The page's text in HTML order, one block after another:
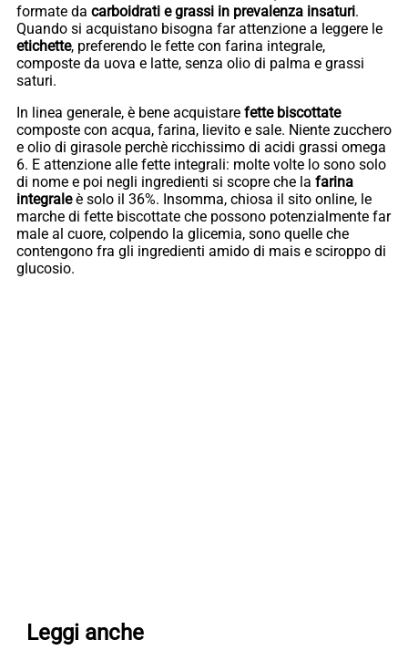
formate da carboidrati e grassi in prevalenza insaturi.
Quando si acquistano bisogna far attenzione a leggere le
etichette, preferendo le fette con farina integrale,
composte da uova e latte, senza olio di palma e grassi
saturi.
In linea generale, è bene acquistare fette biscottate
composte con acqua, farina, lievito e sale. Niente zucchero
e olio di girasole perchè ricchissimo di acidi grassi omega
6. E attenzione alle fette integrali: molte volte lo sono solo
di nome e poi negli ingredienti si scopre che la farina
integraleè solo il 36%. Insomma, chiosa il sito online, le
marche di fette biscottate che possono potenzialmente far
male al cuore, colpendo la glicemia, sono quelle che
contengono fra gli ingredienti amido di mais e sciroppo di
glucosio.
Leggi anche